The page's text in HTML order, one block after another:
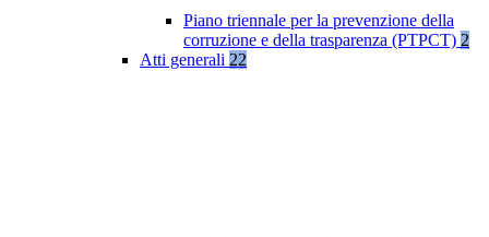
Piano triennale per la prevenzione della
corruzione e della trasparenza (PTPCT) 2
Atti generali 22